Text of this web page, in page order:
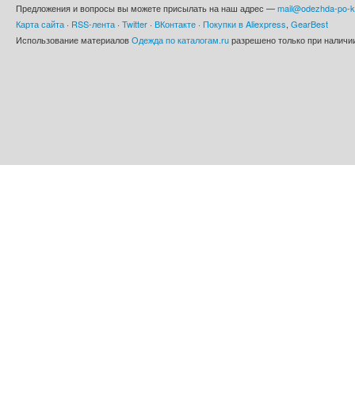
Предложения и вопросы вы можете присылать на наш адрес —mail@odezhda-po-
Карта сайта · RSS-лента · Twitter · ВКонтакте · Покупки в Aliexpress GearBest
Использование материаловОдежда по каталогам.ruразрешено только при